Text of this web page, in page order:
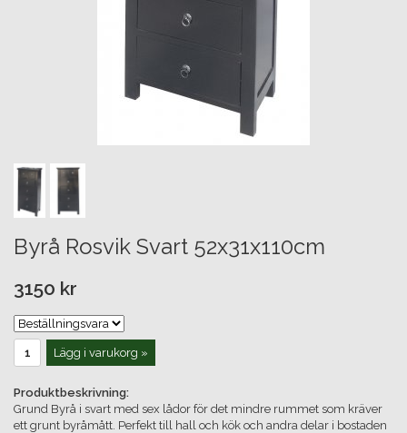
Byrå Rosvik Svart 52x31x110cm
3150 kr
Lägg i varukorg »
Produktbeskrivning:
Grund Byrå i svart med sex lådor för det mindre rummet som kräver
ett grunt byråmått. Perfekt till hall och kök och andra delar i bostaden